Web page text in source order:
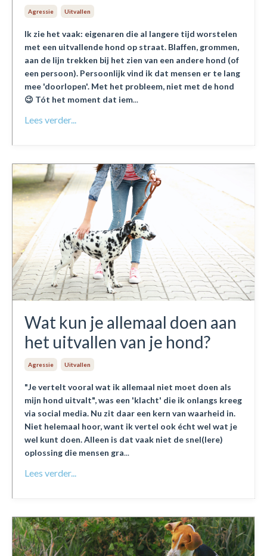
Agressie Uitvallen
Ik zie het vaak: eigenaren die al langere tijd worstelen
met een uitvallende hond op straat. Blaffen, grommen,
aan de lijn trekken bij het zien van een andere hond (of
een persoon). Persoonlijk vind ik dat mensen er te lang
mee 'doorlopen'. Met het probleem, niet met de hond
😉 Tót het moment dat iem...
Lees verder...
Wat kun je allemaal doen aan
het uitvallen van je hond?
Agressie Uitvallen
"Je vertelt vooral wat ik allemaal niet moet doen als
mijn hond uitvalt", was een 'klacht' die ik onlangs kreeg
via social media. Nu zit daar een kern van waarheid in.
Niet helemaal hoor, want ik vertel ook écht wel wat je
wel kunt doen. Alleen is dat vaak niet de snel(lere)
oplossing die mensen gra...
Lees verder...